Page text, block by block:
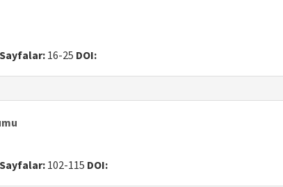
Sayfalar: 16-25 DOI:
Sayfalar: 102-115 DOI: